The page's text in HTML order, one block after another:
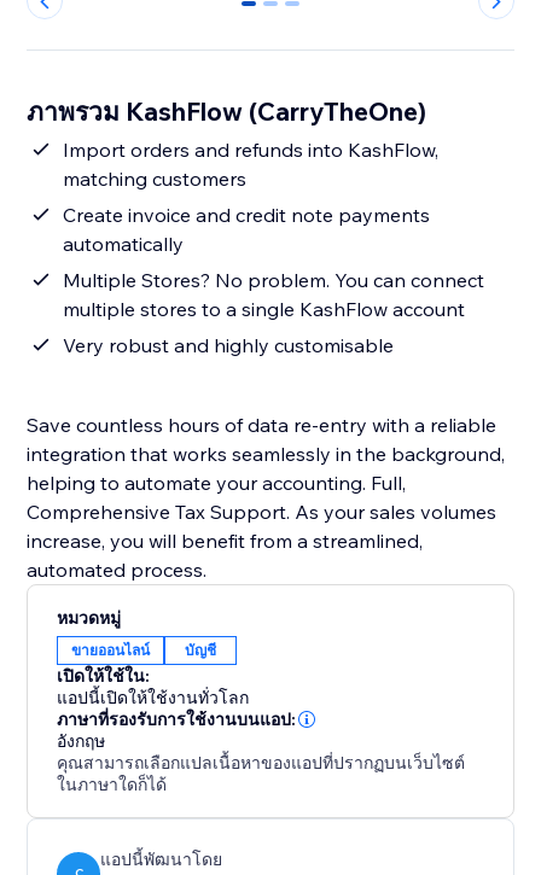
0 1 2
ภาพรวม KashFlow (CarryTheOne)
Import orders and refunds into KashFlow,
matching customers
Create invoice and credit note payments
automatically
Multiple Stores? No problem. You can connect
multiple stores to a single KashFlow account
Very robust and highly customisable
Save countless hours of data re-entry with a reliable
integration that works seamlessly in the background,
helping to automate your accounting. Full,
Comprehensive Tax Support. As your sales volumes
increase, you will benefit from a streamlined,
automated process.
หมวดหมู่
ขายออนไลน์ บัญชี
เปิดให้ใช้ใน:
แอปนี้เปิดให้ใช้งานทั่วโลก
ภาษาที่รองรับการใช้งานบนแอป:
อังกฤษ
คุณสามารถเลือกแปลเนื้อหาของแอปที่ปรากฏบนเว็บไซต์
ในภาษาใดก็ได้
แอปนี้พัฒนาโดย